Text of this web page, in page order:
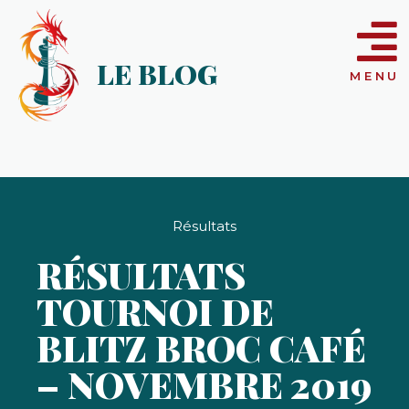
LE BLOG MENU
Résultats
RÉSULTATS
TOURNOI DE
BLITZ BROC CAFÉ
– NOVEMBRE 2019